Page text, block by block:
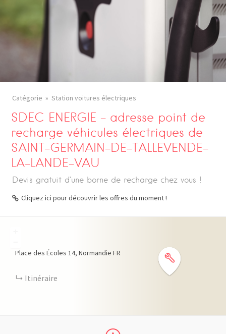
Catégorie Station voitures électriques
SDEC ENERGIE – adresse point de
recharge véhicules électriques de
SAINT-GERMAIN-DE-TALLEVENDE-
LA-LANDE-VAU
Devis gratuit d’une borne de recharge chez vous !
Cliquez ici pour découvrir les offres du moment !
Place des Écoles 14 Normandie FR
Itinéraire